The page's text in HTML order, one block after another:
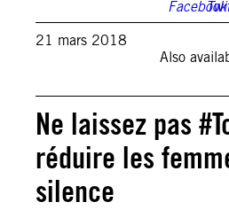
21 mars 2018
Also
Ne laissez pas
réduire les
silence